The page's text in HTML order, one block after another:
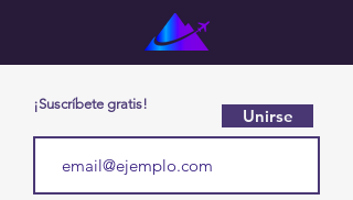
¡Suscríbete gratis!
Unirse